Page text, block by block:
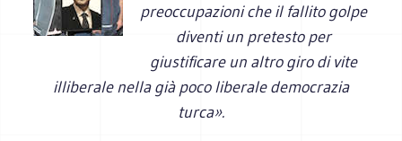
preoccupazioni che il fallito golpe
diventi un pretesto per
giustificare un altro giro di vite
illiberale nella già poco liberale democrazia
turca».